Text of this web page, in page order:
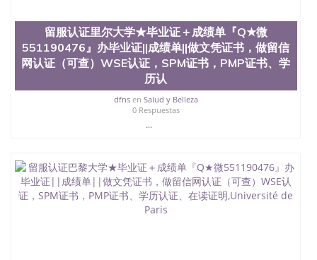
真实可查认证办理，存档可查，终身受用。 四、办理
流程农业科学院、艺术与建筑学院、商学院、交流学
院、地球及物质科学院、教育学院、工程学院、健康
与人类发展学院、信息工程与科学学院、人文学院、
护理学院、科学学院等。学校的教育学院排名在全美
前十名，工学院排名在前十五名，且继续攀升中。纽
约大学为学生们提供本科、硕士及博士学位。学校的
专业课程包括：会计学、MBA、财务、教育、建筑工
制、历史、电气工程、生物工程、建筑设计、工商管
理、材料科学、机械工程、航天工程、土木工程、数
学、化学、英语、社会科学、心理学、戏剧、市场营
销、机械工程、计算机科学、物理学、人工智能、商
科、金融专业 1、客户提供相关材料，确定客户办理
留服认证里尔大学★毕业证＋成绩单『Q★微
551190476』办毕业证||成绩单||做文凭证书，做留信
网认证（可查）WSE认证，SPM证书，PMP证书、学
历认
dfnsen Salud y Belleza
0 Respuestas
...